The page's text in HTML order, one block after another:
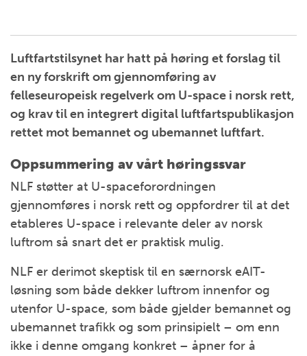
Luftfartstilsynet har hatt på høring et forslag til
en ny forskrift om gjennomføring av
felleseuropeisk regelverk om U-space i norsk rett,
og krav til en integrert digital luftfartspublikasjon
rettet mot bemannet og ubemannet luftfart.
Oppsummering av vårt høringssvar
NLF støtter at U-spaceforordningen
gjennomføres i norsk rett og oppfordrer til at det
etableres U-space i relevante deler av norsk
luftrom så snart det er praktisk mulig.
NLF er derimot skeptisk til en særnorsk eAIT-
løsning som både dekker luftrom innenfor og
utenfor U-space, som både gjelder bemannet og
ubemannet trafikk og som prinsipielt – om enn
ikke i denne omgang konkret – åpner for å